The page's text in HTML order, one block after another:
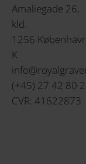
Amaliegade 26,
kld.
1256
K
(+45) 27 42 80
CVR: 41622873